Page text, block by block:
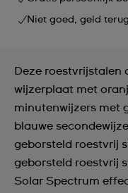
Niet goed, geld terug
Deze roestvrijstalen
wijzerplaat met
minutenwijzers met
blauwe
geborsteld roestvrij
geborsteld roestvrij
Solar Spectrum